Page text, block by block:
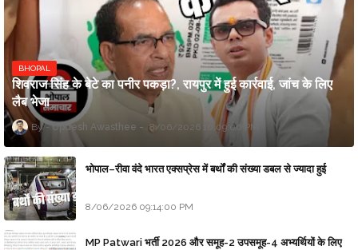
BHOPAL
शिवराज सिंह के बेटे का पनीर पकड़ा?, रायपुर में हुई कार्रवाई, जांच के लिए
लैब भेजा
Updesh Awasthee 8/06/2026 10:09:00 PM
भोपाल–रीवा वंदे भारत एक्सप्रेस में बर्थों की संख्या डबल से ज्यादा हुई
8/06/2026 09:14:00 PM
MP Patwari भर्ती 2026 और समूह-2 उपसमूह-4 अभ्यर्थियों के लिए